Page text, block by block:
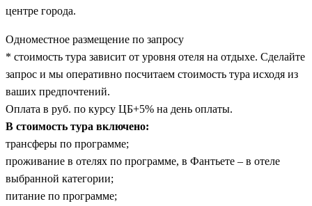
центре города.
Одноместное размещение по запросу
* стоимость тура зависит от уровня отеля на отдыхе. Сделайте
запрос и мы оперативно посчитаем стоимость тура исходя из
ваших предпочтений.
Оплата в руб. по курсу ЦБ+5% на день оплаты.
В стоимость тура включено:
трансферы по программе;
проживание в отелях по программе, в Фантьете – в отеле
выбранной категории;
питание по программе;